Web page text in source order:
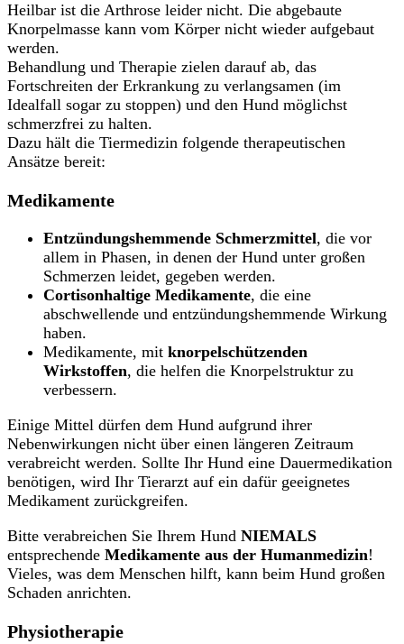
Heilbar ist die Arthrose leider nicht. Die abgebaute
Knorpelmasse kann vom Körper nicht wieder aufgebaut
werden.
Behandlung und Therapie zielen darauf ab, das
Fortschreiten der Erkrankung zu verlangsamen (im
Idealfall sogar zu stoppen) und den Hund möglichst
schmerzfrei zu halten.
Dazu hält die Tiermedizin folgende therapeutischen
Ansätze bereit:
Medikamente
Entzündungshemmende Schmerzmittel, die vor
allem in Phasen, in denen der Hund unter großen
Schmerzen leidet, gegeben werden.
Cortisonhaltige Medikamente, die eine
abschwellende und entzündungshemmende Wirkung
haben.
Medikamente, mit knorpelschützenden
Wirkstoffen, die helfen die Knorpelstruktur zu
verbessern.
Einige Mittel dürfen dem Hund aufgrund ihrer
Nebenwirkungen nicht über einen längeren Zeitraum
verabreicht werden. Sollte Ihr Hund eine Dauermedikation
benötigen, wird Ihr Tierarzt auf ein dafür geeignetes
Medikament zurückgreifen.
Bitte verabreichen Sie Ihrem Hund NIEMALS
entsprechende Medikamente aus der Humanmedizin!
Vieles, was dem Menschen hilft, kann beim Hund großen
Schaden anrichten.
Physiotherapie